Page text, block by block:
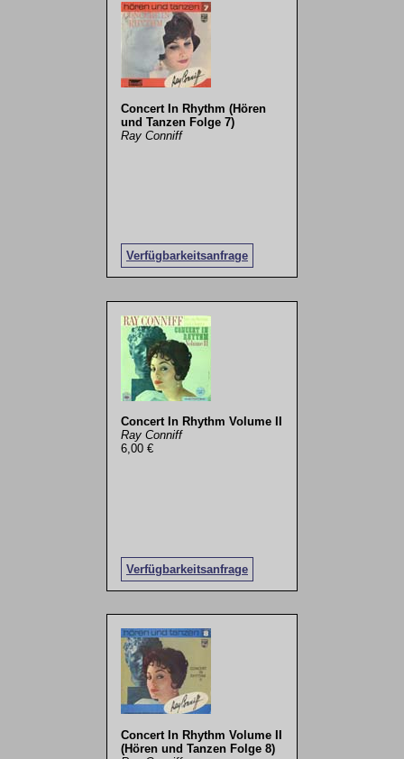
Concert In Rhythm (Hören
und Tanzen Folge 7)
Ray Conniff
Verfügbarkeitsanfrage
Concert In Rhythm Volume II
Ray Conniff
6,00 €
Verfügbarkeitsanfrage
Concert In Rhythm Volume II
(Hören und Tanzen Folge 8)